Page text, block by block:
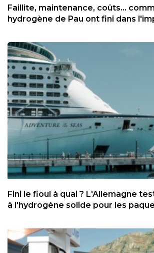
Faillite, maintenance, coûts...
hydrogène de Pau ont fini dans
Fini le fioul à quai ? L'Allemagne
à l'hydrogène solide pour les